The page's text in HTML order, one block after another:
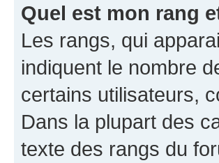
Quel est mon rang
Les rangs, qui
indiquent le nombre
certains utilisateurs,
Dans la plupart des
texte des rangs du